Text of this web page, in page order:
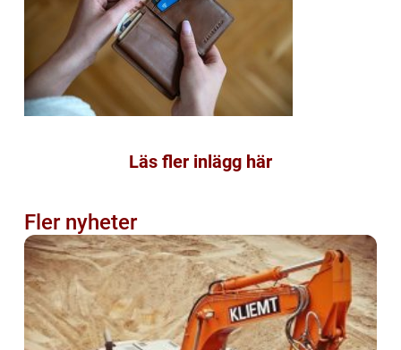
Läs fler inlägg här
Fler nyheter